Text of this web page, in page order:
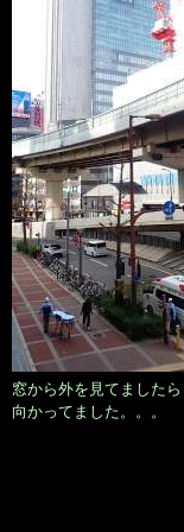
窓から外を見てました
向かってました。。。